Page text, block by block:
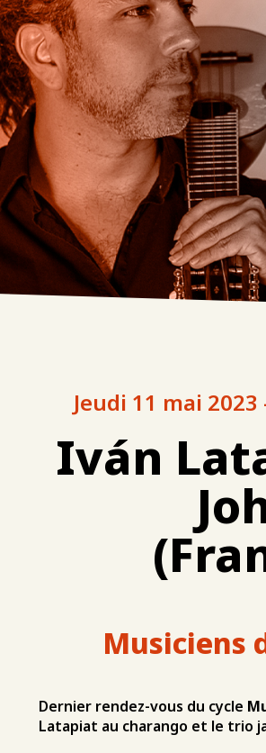
Jeudi 11 mai
Iván
Musiciens
Dernier rendez-vous du cycle
Latapiat au charango et le trio